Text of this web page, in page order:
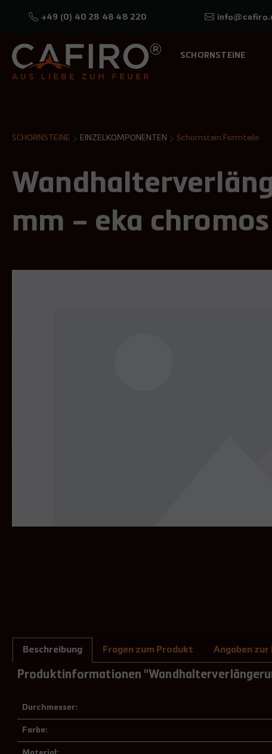
+49 (0) 40 28 48 48 220
SCHORNSTEINE
SCHORNSTEINE EINZELKOMPONENTEN Schornstein Formteile
mm – eka
Beschreibung Fragen zum Produkt Angaben
Produktinformationen
Durchmesser:
Farbe: